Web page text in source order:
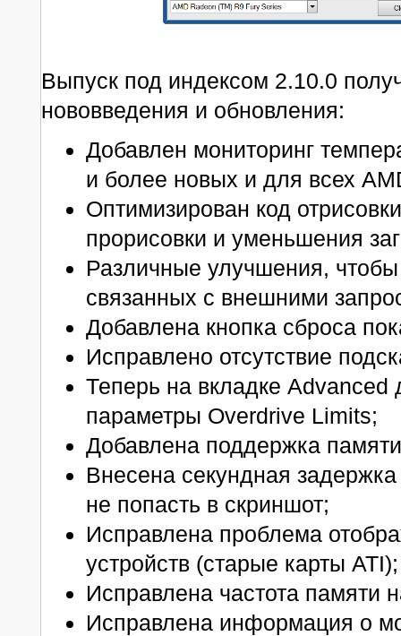
Выпуск под индексом 2.10.0
нововведения и обновления:
Добавлен мониторинг
и более новых и для всех
Оптимизирован код
прорисовки и уменьшения
Различные улучшения,
связанных с внешними
Добавлена кнопка сброса
Исправлено отсутствие
Теперь на вкладке
параметры Overdrive Limits;
Добавлена поддержка
Внесена секундная
не попасть в скриншот;
Исправлена проблема
устройств (старые карты ATI);
Исправлена частота памяти
Исправлена информация о